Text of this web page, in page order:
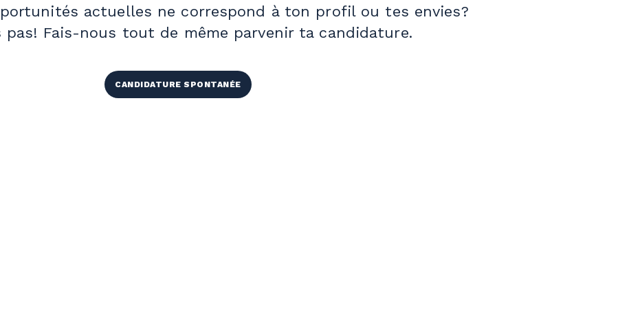
actuelles ne correspond à ton profil ou tes envies?
pas! Fais-nous tout de même parvenir ta candidature.
CANDIDATURE SPONTANÉE